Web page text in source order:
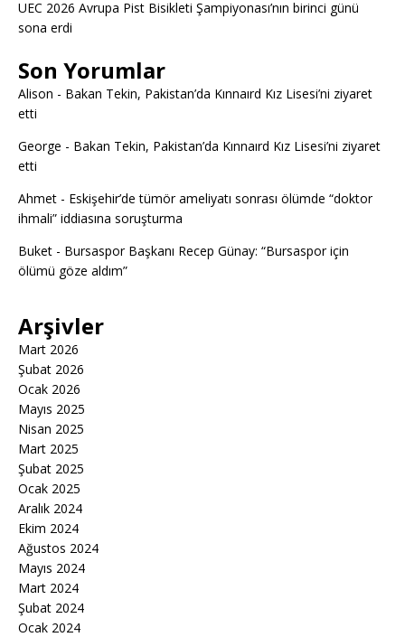
UEC 2026 Avrupa Pist Bisikleti Şampiyonası’nın birinci günü
sona erdi
Son Yorumlar
Alison - Bakan Tekin, Pakistan’da Kınnaırd Kız Lisesi’ni ziyaret
etti
George - Bakan Tekin, Pakistan’da Kınnaırd Kız Lisesi’ni ziyaret
etti
Ahmet - Eskişehir’de tümör ameliyatı sonrası ölümde “doktor
ihmali” iddiasına soruşturma
Buket - Bursaspor Başkanı Recep Günay: “Bursaspor için
ölümü göze aldım”
Arşivler
Mart 2026
Şubat 2026
Ocak 2026
Mayıs 2025
Nisan 2025
Mart 2025
Şubat 2025
Ocak 2025
Aralık 2024
Ekim 2024
Ağustos 2024
Mayıs 2024
Mart 2024
Şubat 2024
Ocak 2024